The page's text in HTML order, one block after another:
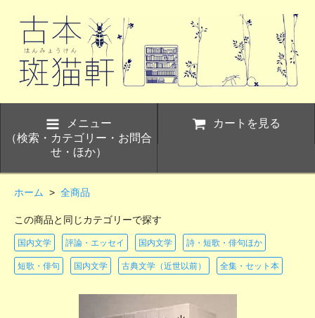
メニュー
（検索・カテゴリー・お問合
せ・ほか）
カートを見る
ホーム > 全商品
この商品と同じカテゴリーで探す
国内文学 評論・エッセイ 国内文学 詩・短歌・俳句ほか
短歌・俳句 国内文学 古典文学（近世以前） 全集・セット本